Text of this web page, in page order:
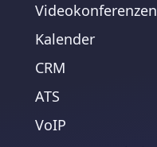
Videokonferenzen
Kalender
CRM
ATS
VoIP